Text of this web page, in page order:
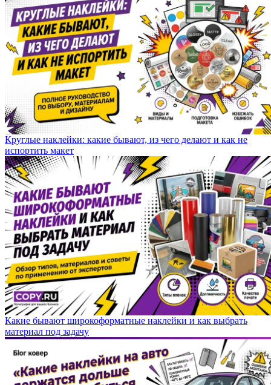
Круглые наклейки: какие бывают, из чего делают и как не
испортить макет
Какие бывают широкоформатные наклейки и как выбрать
материал под задачу